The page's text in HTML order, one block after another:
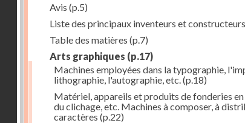
Avis (p.5)
Liste des principaux inventeurs et constructeurs
Table des matières (p.7)
Arts graphiques (p.17)
Machines employées dans la typographie,
lithographie, l'autographie, etc.(p.18)
Matériel, appareils et produits de fonderies
du clichage, etc. Machines à composer, à
caractères (p.22)